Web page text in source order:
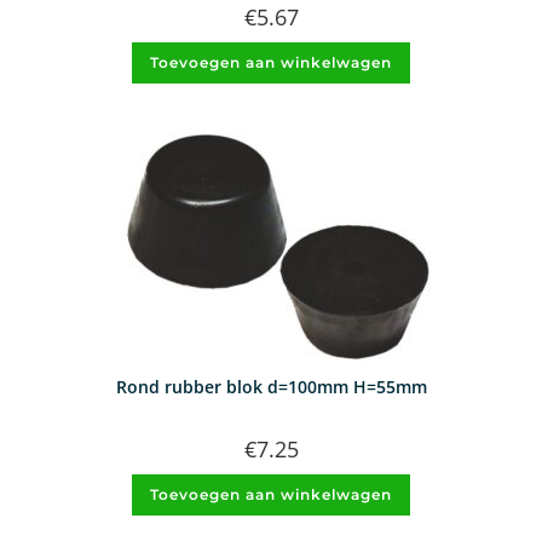
€5.67
Toevoegen aan winkelwagen
Rond rubber blok d=100mm H=55mm
€7.25
Toevoegen aan winkelwagen